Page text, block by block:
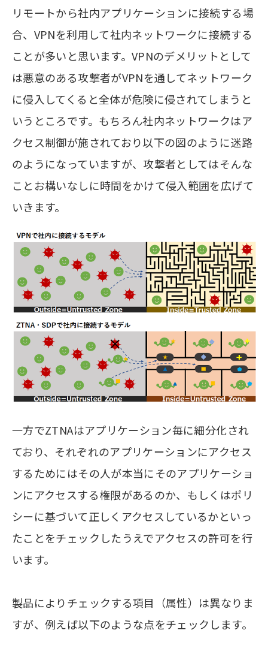
リモートから社内アプリケーションに接続する場
合、VPNを利用して社内ネットワークに接続する
ことが多いと思います。VPNのデメリットとして
は悪意のある攻撃者がVPNを通してネットワーク
に侵入してくると全体が危険に侵されてしまうと
いうところです。もちろん社内ネットワークはア
クセス制御が施されており以下の図のように迷路
のようになっていますが、攻撃者としてはそんな
ことお構いなしに時間をかけて侵入範囲を広げて
いきます。
一方でZTNAはアプリケーション毎に細分化され
ており、それぞれのアプリケーションにアクセス
するためにはその人が本当にそのアプリケーショ
ンにアクセスする権限があるのか、もしくはポリ
シーに基づいて正しくアクセスしているかといっ
たことをチェックしたうえでアクセスの許可を行
います。
製品によりチェックする項目（属性）は異なりま
すが、例えば以下のような点をチェックします。